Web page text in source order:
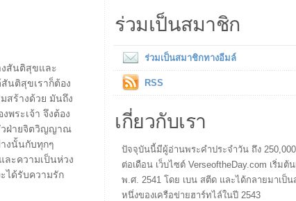
งสันติสุขและ
นติสุขเราก็ต้อง
สร้างด้วย มันถึง
พระเจ้า จึงต้อง
วฝ่ายจิตวิญญาณ
างนั้นกับทุกๆ
ละความเป็นห่วง
ได้รับความรัก
ร่วมเป็นสมาชิก
ร่วมเป็นสมาชิกทางอีมล์
RSS
เกี่ยวกับเรา
ปัจจุบันนี้มีผู้อ่านพระคำประจำวัน ถึง
ต่อเดือน เว็บไซต์ VerseoftheDay.com เริ่มต้
พ.ศ. 2541 โดย เบน สตีด และได้กลายมาเป็น
หนึ่งของเครือข่ายฮาร์ทไล์ในปี 2543